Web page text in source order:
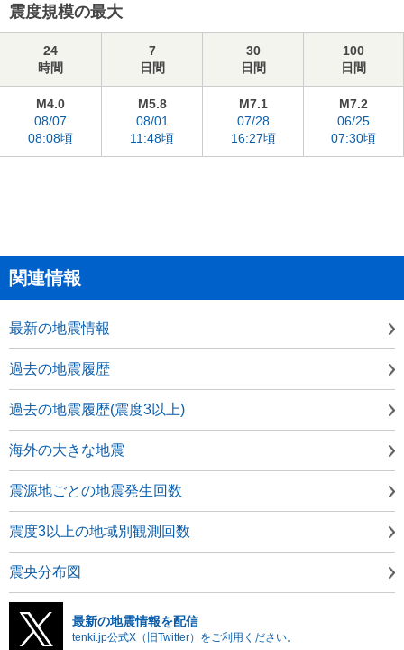
震度規模の最大
24
時間
7
日間
30
日間
100
日間
M4.0
08/07
08:08頃
M5.8
08/01
11:48頃
M7.1
07/28
16:27頃
M7.2
06/25
07:30頃
関連情報
最新の地震情報
過去の地震履歴
過去の地震履歴(震度3以上)
海外の大きな地震
震源地ごとの地震発生回数
震度3以上の地域別観測回数
震央分布図
最新の地震情報を配信
tenki.jp公式X（旧Twitter）をご利用ください。